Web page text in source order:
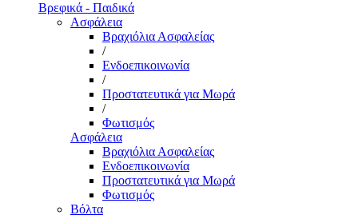
Βρεφικά - Παιδικά
Ασφάλεια
Βραχιόλια Ασφαλείας
/
Ενδοεπικοινωνία
/
Προστατευτικά για Μωρά
/
Φωτισμός
Ασφάλεια
Βραχιόλια Ασφαλείας
Ενδοεπικοινωνία
Προστατευτικά για Μωρά
Φωτισμός
Βόλτα